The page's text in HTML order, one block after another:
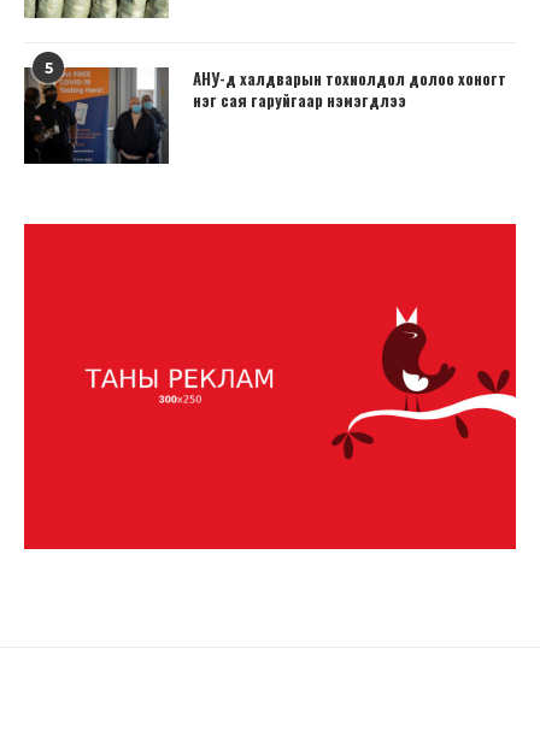
5
АНУ-д халдварын тохиолдол долоо хоногт
нэг сая гаруйгаар нэмэгдлээ